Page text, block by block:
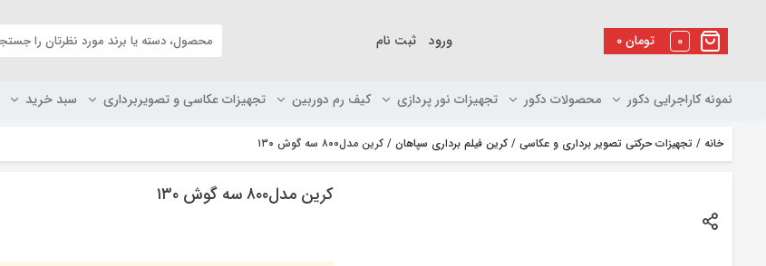
۰تومان 0 ورود ثبت نام
نمونه کاراجرایی دکور محصولات دکور تجهیزات نور پردازی کیف رم دوربین تجهیزات عکاسی و تصویربرداری سبد خرید
خانه / تجهیزات حرکتی تصویر برداری و عکاسی / کرین فیلم برداری سپاهان / کرین مدل۸۰۰ سه گوش ۱۳۰
کرین مدل۸۰۰ سه گوش ۱۳۰